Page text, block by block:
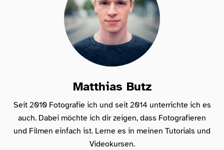
Matthias Butz
Seit 2010 Fotografie ich und seit 2014 unterrichte ich es
auch. Dabei möchte ich dir zeigen, dass Fotografieren
und Filmen einfach ist. Lerne es in meinen Tutorials und
Videokursen.